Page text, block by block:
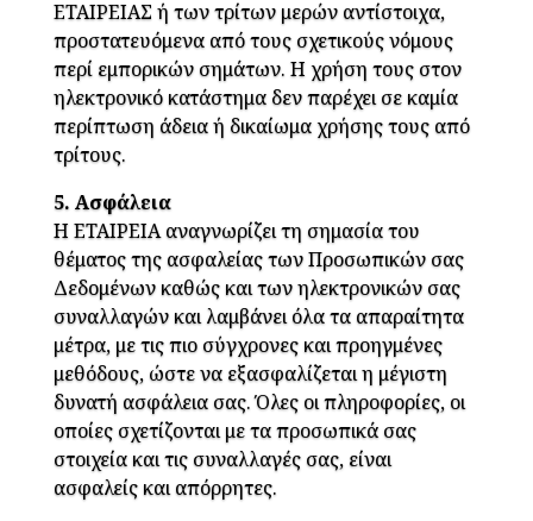
ΕΤΑΙΡΕΙΑΣ ή των τρίτων μερών αντίστοιχα,
προστατευόμενα από τους σχετικούς νόμους
περί εμπορικών σημάτων. Η χρήση τους στον
ηλεκτρονικό κατάστημα δεν παρέχει σε καμία
περίπτωση άδεια ή δικαίωμα χρήσης τους από
τρίτους.
5. Ασφάλεια
Η ΕΤΑΙΡΕΙΑ αναγνωρίζει τη σημασία του
θέματος της ασφαλείας των Προσωπικών σας
Δεδομένων καθώς και των ηλεκτρονικών σας
συναλλαγών και λαμβάνει όλα τα απαραίτητα
μέτρα, με τις πιο σύγχρονες και προηγμένες
μεθόδους, ώστε να εξασφαλίζεται η μέγιστη
δυνατή ασφάλεια σας. Όλες οι πληροφορίες, οι
οποίες σχετίζονται με τα προσωπικά σας
στοιχεία και τις συναλλαγές σας, είναι
ασφαλείς και απόρρητες.